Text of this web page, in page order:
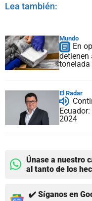
Lea también:
Mundo
En
detienen
tonelada
El Radar
2024
Únase a nuestro
al tanto de los
✔️ Síganos en